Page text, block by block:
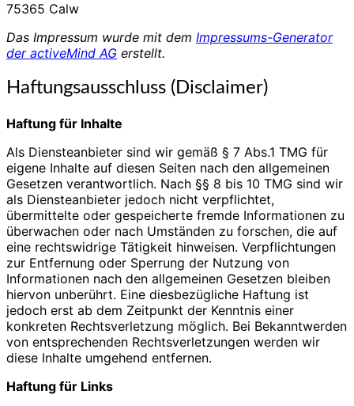
75365 Calw
Das Impressum wurde mit dem Impressums-Generator
der activeMind AG erstellt.
Haftungsausschluss (Disclaimer)
Haftung für Inhalte
Als Diensteanbieter sind wir gemäß § 7 Abs.1 TMG für
eigene Inhalte auf diesen Seiten nach den allgemeinen
Gesetzen verantwortlich. Nach §§ 8 bis 10 TMG sind wir
als Diensteanbieter jedoch nicht verpflichtet,
übermittelte oder gespeicherte fremde Informationen zu
überwachen oder nach Umständen zu forschen, die auf
eine rechtswidrige Tätigkeit hinweisen. Verpflichtungen
zur Entfernung oder Sperrung der Nutzung von
Informationen nach den allgemeinen Gesetzen bleiben
hiervon unberührt. Eine diesbezügliche Haftung ist
jedoch erst ab dem Zeitpunkt der Kenntnis einer
konkreten Rechtsverletzung möglich. Bei Bekanntwerden
von entsprechenden Rechtsverletzungen werden wir
diese Inhalte umgehend entfernen.
Haftung für Links